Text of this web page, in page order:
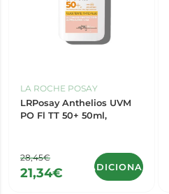
LA ROCHE POSAY
LRPosay Anthelios UVM
PO Fl TT 50+ 50ml,
28,45€
21,34€ ADICIONAR